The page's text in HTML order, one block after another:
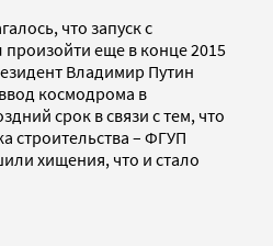
что запуск с
еще в конце 2015
Владимир Путин
космодрома в
срок в связи с тем, что
строительства – ФГУП
хищения, что и стало